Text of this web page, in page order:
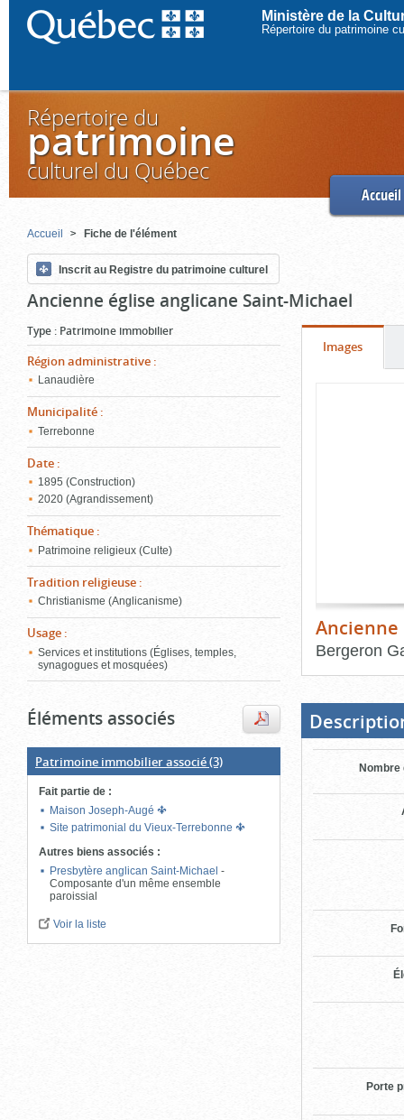
Ministère de la
Répertoire du patrimoine
Répertoire du
patrimoine
culturel du Québec
Accueil
Accueil Fiche de l'élément
Inscrit au Registre du patrimoine culturel
Ancienne église anglicane Saint-Michael
Type : Patrimoine immobilier
Région administrative :
Lanaudière
Municipalité :
Terrebonne
Date :
1895 (Construction)
2020 (Agrandissement)
Thématique :
Patrimoine religieux (Culte)
Tradition religieuse :
Christianisme (Anglicanisme)
Usage :
Services et institutions (Églises, temples,
synagogues et mosquées)
Éléments associés
Patrimoine immobilier associé(3)
Fait partie de :
Maison Joseph-Augé
Site patrimonial du Vieux-Terrebonne
Autres biens associés :
Presbytère anglican Saint-Michael-
Composante d'un même ensemble
paroissial
Voir la liste
Onglet
Images(cliquer
pour
Ancienne
Bergeron
bloc
d'onglets
Nombre
Porte